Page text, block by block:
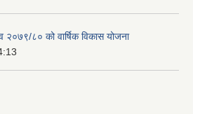
२०७९/८० को वार्षिक विकास योजना